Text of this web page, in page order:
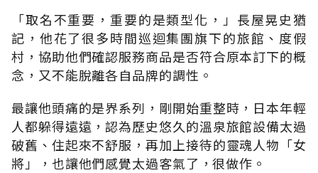
「取名不重要，重要的是類型化，」長屋晃史猶
記，他花了很多時間巡迴集團旗下的旅館、度假
村，協助他們確認服務商品是否符合原本訂下的概
念，又不能脫離各自品牌的調性。
最讓他頭痛的是界系列，剛開始重整時，日本年輕
人都躲得遠遠，認為歷史悠久的溫泉旅館設備太過
破舊、住起來不舒服，再加上接待的靈魂人物「女
將」，也讓他們感覺太過客氣了，很做作。